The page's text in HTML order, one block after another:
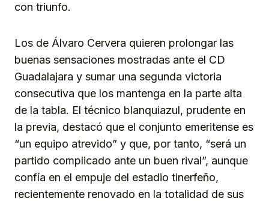
con triunfo.
Los de Álvaro Cervera quieren prolongar las
buenas sensaciones mostradas ante el CD
Guadalajara y sumar una segunda victoria
consecutiva que los mantenga en la parte alta
de la tabla. El técnico blanquiazul, prudente en
la previa, destacó que el conjunto emeritense es
“un equipo atrevido” y que, por tanto, “será un
partido complicado ante un buen rival”, aunque
confía en el empuje del estadio tinerfeño,
recientemente renovado en la totalidad de sus